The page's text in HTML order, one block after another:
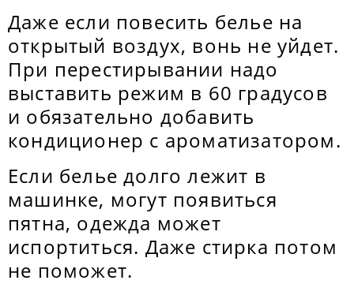
Даже если повесить белье на
открытый воздух, вонь не уйдет.
При перестирывании надо
выставить режим в 60 градусов
и обязательно добавить
кондиционер с ароматизатором.
Если белье долго лежит в
машинке, могут появиться
пятна, одежда может
испортиться. Даже стирка потом
не поможет.